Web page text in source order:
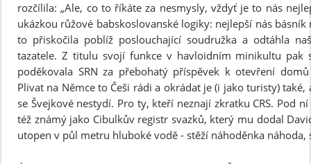
rozčílila: „Ale, co to říkáte za nesmysly, vždyť je to nás
ukázkou růžové babskoslovanské logiky: nejlepší nás básník
to přiskočila poblíž poslouchající soudružka a odtáhla
tazatele. Z titulu svojí funkce v havloidním minikultu pak
poděkovala SRN za přebohatý příspěvek k otevření
Plivat na Němce to Češi rádi a okrádat je (i jako turisty)
se Švejkové nestydí. Pro ty, kteří neznají zkratku CRS. Pod
též známý jako Cibulkův registr svazků, který mu dodal
utopen v půl metru hluboké vodě - stěží náhoděnka náhoda,